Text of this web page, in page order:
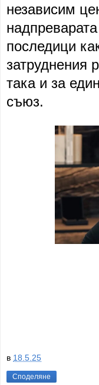
независим
последици
затруднения
така и за
съюз.
в 18.5.25
Споделяне